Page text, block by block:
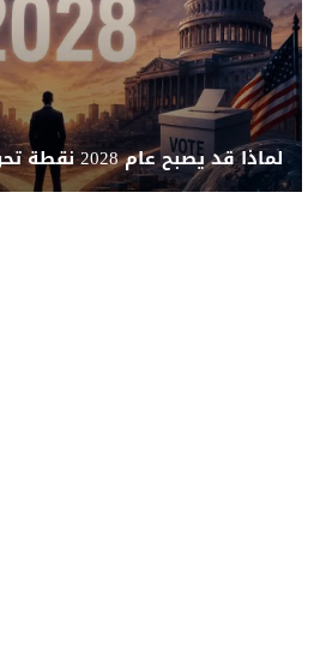
لماذا قد يصبح عام 2028 نقطة تحول عالمية؟